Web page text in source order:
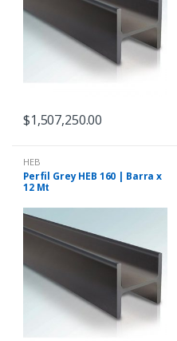
$1,507,250.00
HEB
Perfil Grey HEB 160 | Barra x
12 Mt